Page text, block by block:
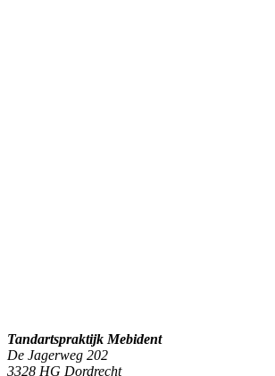
Tandartspraktijk Mebident
De Jagerweg 202
3328 HG Dordrecht